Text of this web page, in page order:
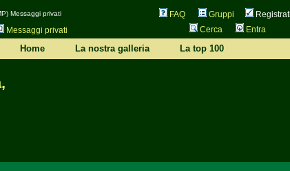
Messaggi privati FAQ Gruppi
Messaggi privati
Cerca Entra
Home La nostra galleria La top 100